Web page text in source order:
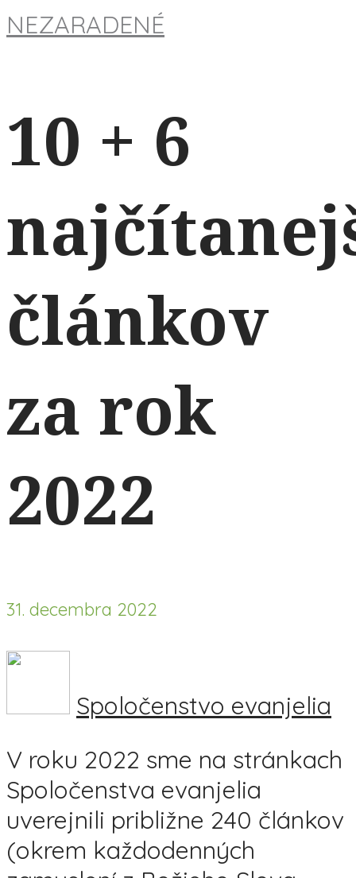
NEZARADENÉ
10 + 6
článkov
za rok
2022
31. decembra 2022
Spoločenstvo evanjelia
V roku 2022 sme na stránkach
Spoločenstva evanjelia
uverejnili približne 240 článkov
(okrem každodenných